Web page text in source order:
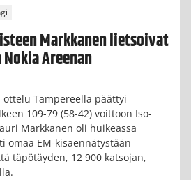
Markkanen lietsoivat
Areenan
Tampereella päättyi
109-79 (58-42) voittoon Iso-
Markkanen oli huikeassa
omaa EM-kisaennätystään
täpötäyden, 12 900 katsojan,